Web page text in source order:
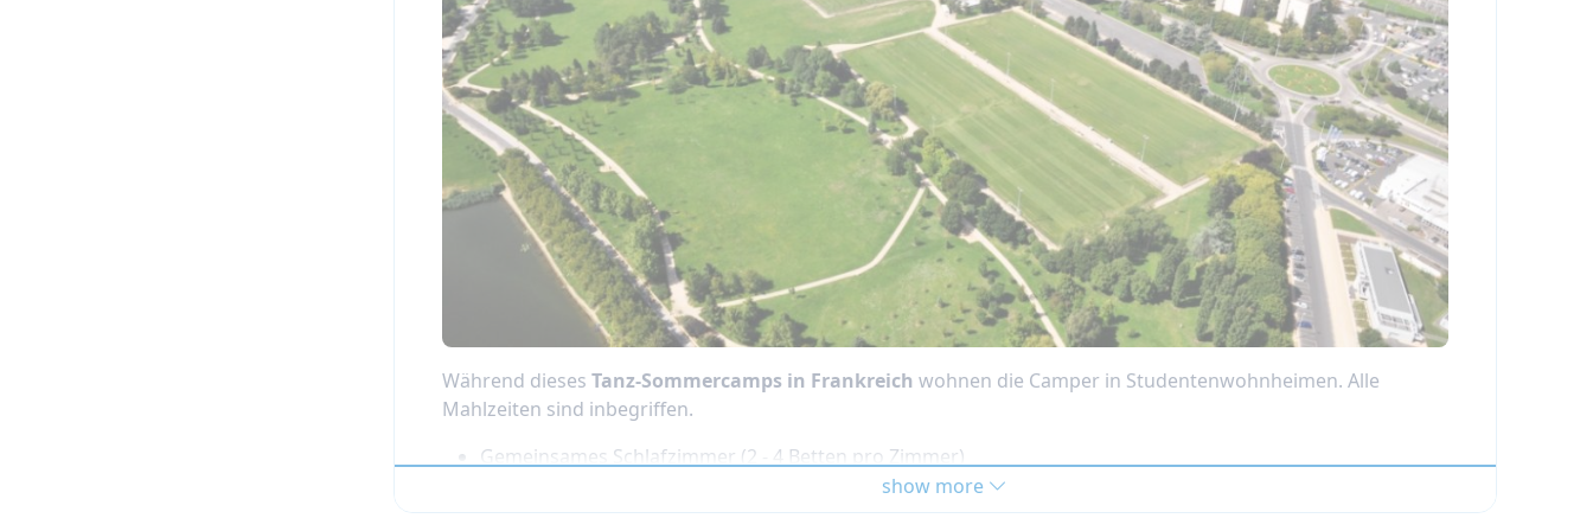
Während dieses Tanz-Sommercamps in Frankreich wohnen die Camper in Studentenwohnheimen. Alle
Mahlzeiten sind inbegriffen.
Gemeinsames Schlafzimmer (2 - 4 Betten pro Zimmer)
Ihr könnt ein Schlafzimmer mit eurem Freund/Geschwister teilen
Das Restaurant ist Selbstbedienung. Ausgewogenes Menü für Camper.
show more